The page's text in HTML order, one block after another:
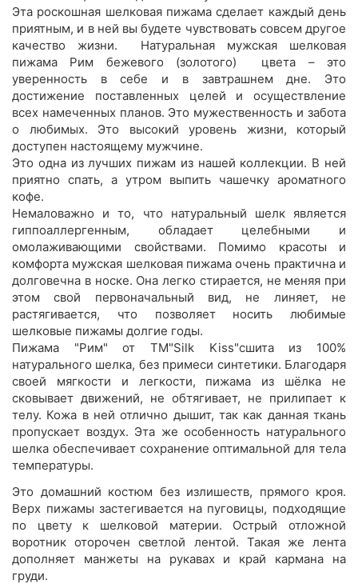
Эта роскошная шелковая пижама сделает каждый день
приятным, и в ней вы будете чувствовать совсем другое
качество жизни. Натуральная мужская шелковая
пижама Рим бежевого (золотого) цвета – это
уверенность в себе и в завтрашнем дне. Это
достижение поставленных целей и осуществление
всех намеченных планов. Это мужественность и забота
о любимых. Это высокий уровень жизни, который
доступен настоящему мужчине.
Это одна из лучших пижам из нашей коллекции. В ней
приятно спать, а утром выпить чашечку ароматного
кофе.
Немаловажно и то, что натуральный шелк является
гиппоаллергенным, обладает целебными и
омолаживающими свойствами. Помимо красоты и
комфорта мужская шелковая пижама очень практична и
долговечна в носке. Она легко стирается, не меняя при
этом свой первоначальный вид, не линяет, не
растягивается, что позволяет носить любимые
шелковые пижамы долгие годы.
Пижама "Рим" от TM"Silk Kiss"сшита из 100%
натурального шелка, без примеси синтетики. Благодаря
своей мягкости и легкости, пижама из шёлка не
сковывает движений, не обтягивает, не прилипает к
телу. Кожа в ней отлично дышит, так как данная ткань
пропускает воздух. Эта же особенность натурального
шелка обеспечивает сохранение оптимальной для тела
температуры.
Это домашний костюм без излишеств, прямого кроя.
Верх пижамы застегивается на пуговицы, подходящие
по цвету к шелковой материи. Острый отложной
воротник оторочен светлой лентой. Такая же лента
дополняет манжеты на рукавах и край кармана на
груди.